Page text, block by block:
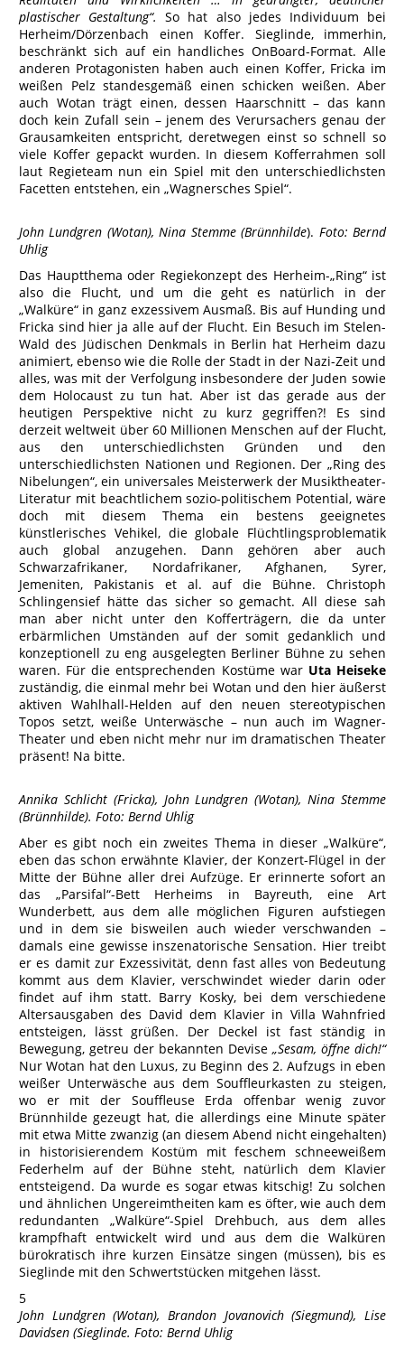
plastischer Gestaltung“. So hat also jedes Individuum bei
Herheim/Dörzenbach einen Koffer. Sieglinde, immerhin,
beschränkt sich auf ein handliches OnBoard-Format. Alle
anderen Protagonisten haben auch einen Koffer, Fricka im
weißen Pelz standesgemäß einen schicken weißen. Aber
auch Wotan trägt einen, dessen Haarschnitt – das kann
doch kein Zufall sein – jenem des Verursachers genau der
Grausamkeiten entspricht, deretwegen einst so schnell so
viele Koffer gepackt wurden. In diesem Kofferrahmen soll
laut Regieteam nun ein Spiel mit den unterschiedlichsten
Facetten entstehen, ein „Wagnersches Spiel“.
John Lundgren (Wotan), Nina Stemme (Brünnhilde). Foto: Bernd
Uhlig
Das Hauptthema oder Regiekonzept des Herheim-„Ring“ ist
also die Flucht, und um die geht es natürlich in der
„Walküre“ in ganz exzessivem Ausmaß. Bis auf Hunding und
Fricka sind hier ja alle auf der Flucht. Ein Besuch im Stelen-
Wald des Jüdischen Denkmals in Berlin hat Herheim dazu
animiert, ebenso wie die Rolle der Stadt in der Nazi-Zeit und
alles, was mit der Verfolgung insbesondere der Juden sowie
dem Holocaust zu tun hat. Aber ist das gerade aus der
heutigen Perspektive nicht zu kurz gegriffen?! Es sind
derzeit weltweit über 60 Millionen Menschen auf der Flucht,
aus den unterschiedlichsten Gründen und den
unterschiedlichsten Nationen und Regionen. Der „Ring des
Nibelungen“, ein universales Meisterwerk der Musiktheater-
Literatur mit beachtlichem sozio-politischem Potential, wäre
doch mit diesem Thema ein bestens geeignetes
künstlerisches Vehikel, die globale Flüchtlingsproblematik
auch global anzugehen. Dann gehören aber auch
Schwarzafrikaner, Nordafrikaner, Afghanen, Syrer,
Jemeniten, Pakistanis et al. auf die Bühne. Christoph
Schlingensief hätte das sicher so gemacht. All diese sah
man aber nicht unter den Kofferträgern, die da unter
erbärmlichen Umständen auf der somit gedanklich und
konzeptionell zu eng ausgelegten Berliner Bühne zu sehen
waren. Für die entsprechenden Kostüme war Uta Heiseke
zuständig, die einmal mehr bei Wotan und den hier äußerst
aktiven Wahlhall-Helden auf den neuen stereotypischen
Topos setzt, weiße Unterwäsche – nun auch im Wagner-
Theater und eben nicht mehr nur im dramatischen Theater
präsent! Na bitte.
Annika Schlicht (Fricka), John Lundgren (Wotan), Nina Stemme
(Brünnhilde). Foto: Bernd Uhlig
Aber es gibt noch ein zweites Thema in dieser „Walküre“,
eben das schon erwähnte Klavier, der Konzert-Flügel in der
Mitte der Bühne aller drei Aufzüge. Er erinnerte sofort an
das „Parsifal“-Bett Herheims in Bayreuth, eine Art
Wunderbett, aus dem alle möglichen Figuren aufstiegen
und in dem sie bisweilen auch wieder verschwanden –
damals eine gewisse inszenatorische Sensation. Hier treibt
er es damit zur Exzessivität, denn fast alles von Bedeutung
kommt aus dem Klavier, verschwindet wieder darin oder
findet auf ihm statt. Barry Kosky, bei dem verschiedene
Altersausgaben des David dem Klavier in Villa Wahnfried
entsteigen, lässt grüßen. Der Deckel ist fast ständig in
Bewegung, getreu der bekannten Devise „Sesam, öffne dich!“
Nur Wotan hat den Luxus, zu Beginn des 2. Aufzugs in eben
weißer Unterwäsche aus dem Souffleurkasten zu steigen,
wo er mit der Souffleuse Erda offenbar wenig zuvor
Brünnhilde gezeugt hat, die allerdings eine Minute später
mit etwa Mitte zwanzig (an diesem Abend nicht eingehalten)
in historisierendem Kostüm mit feschem schneeweißem
Federhelm auf der Bühne steht, natürlich dem Klavier
entsteigend. Da wurde es sogar etwas kitschig! Zu solchen
und ähnlichen Ungereimtheiten kam es öfter, wie auch dem
redundanten „Walküre“-Spiel Drehbuch, aus dem alles
krampfhaft entwickelt wird und aus dem die Walküren
bürokratisch ihre kurzen Einsätze singen (müssen), bis es
Sieglinde mit den Schwertstücken mitgehen lässt.
5
John Lundgren (Wotan), Brandon Jovanovich (Siegmund), Lise
Davidsen (Sieglinde. Foto: Bernd Uhlig